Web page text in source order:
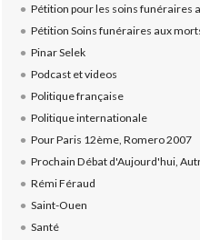
Pétition pour les soins funéraires
Pétition Soins funéraires aux
Pinar Selek
Podcast et videos
Politique française
Politique internationale
Pour Paris 12ème, Romero 2007
Prochain Débat d'Aujourd'hui,
Rémi Féraud
Saint-Ouen
Santé